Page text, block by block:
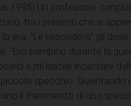
1995) Un professore
tra i presenti che si
era. “Le risponderò” gli
“Ero bambino durante la
e mi lasciai incantare
specchio.
il frammento di uno